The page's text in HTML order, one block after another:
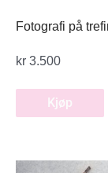
Fotografi på
kr 3.500
Kjøp